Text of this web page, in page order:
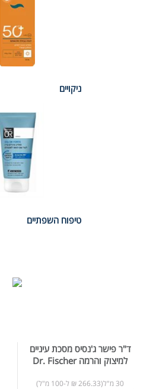
ניקויים
טיפוח השפתיים
ד"ר פישר ג'נסיס מסכת עיניים
למיצוק והרמה Dr. Fischer
30 מ"ל(266.33 ₪ ל-100 מ"ל)